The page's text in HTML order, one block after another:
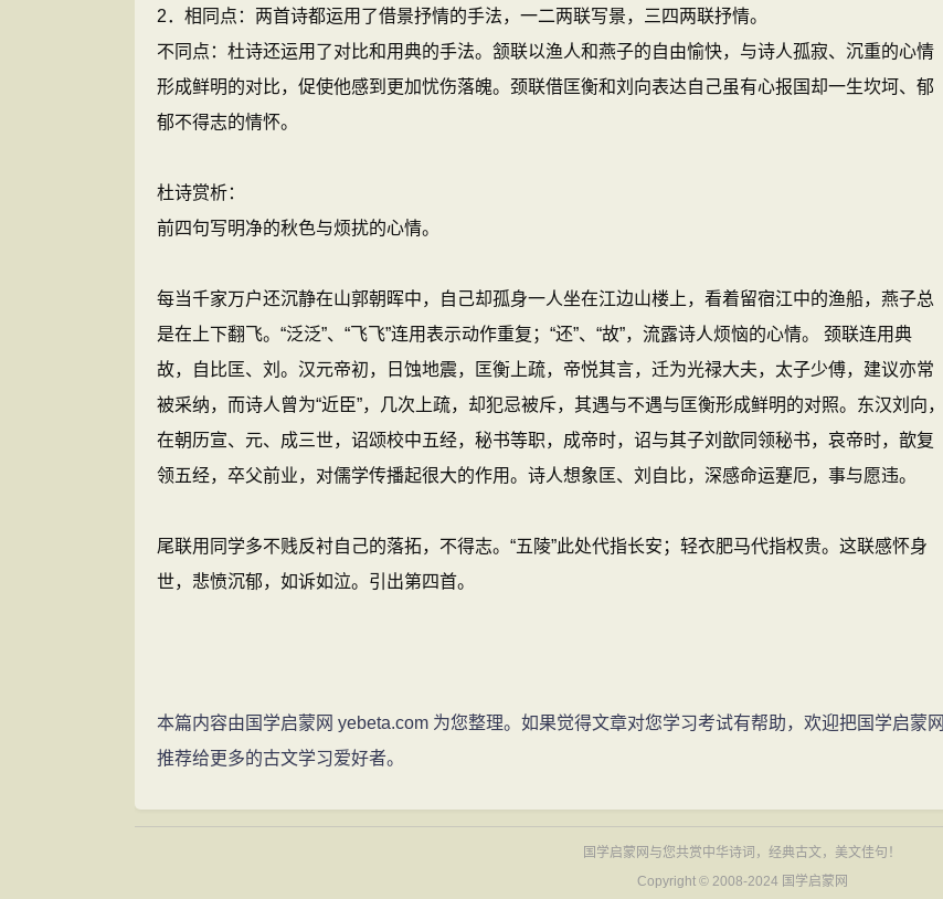
2．相同点：两首诗都运用了借景抒情的手法，一二两联写景，三四两联抒情。
不同点：杜诗还运用了对比和用典的手法。颔联以渔人和燕子的自由愉快，与诗人孤寂、沉重的心情
形成鲜明的对比，促使他感到更加忧伤落魄。颈联借匡衡和刘向表达自己虽有心报国却一生坎坷、郁
郁不得志的情怀。
杜诗赏析：
前四句写明净的秋色与烦扰的心情。
每当千家万户还沉静在山郭朝晖中，自己却孤身一人坐在江边山楼上，看着留宿江中的渔船，燕子总
是在上下翻飞。“泛泛”、“飞飞”连用表示动作重复；“还”、“故”，流露诗人烦恼的心情。 颈联连用典
故，自比匡、刘。汉元帝初，日蚀地震，匡衡上疏，帝悦其言，迁为光禄大夫，太子少傅，建议亦常
被采纳，而诗人曾为“近臣”，几次上疏，却犯忌被斥，其遇与不遇与匡衡形成鲜明的对照。东汉刘向，
在朝历宣、元、成三世，诏颂校中五经，秘书等职，成帝时，诏与其子刘歆同领秘书，哀帝时，歆复
领五经，卒父前业，对儒学传播起很大的作用。诗人想象匡、刘自比，深感命运蹇厄，事与愿违。
尾联用同学多不贱反衬自己的落拓，不得志。“五陵”此处代指长安；轻衣肥马代指权贵。这联感怀身
世，悲愤沉郁，如诉如泣。引出第四首。
本篇内容由国学启蒙网 yebeta.com 为您整理。如果觉得文章对您学习考试有帮助，欢迎把国学启蒙网
推荐给更多的古文学习爱好者。
国学启蒙网与您共赏中华诗词，经典古文，美文佳句！
Copyright © 2008-2024 国学启蒙网